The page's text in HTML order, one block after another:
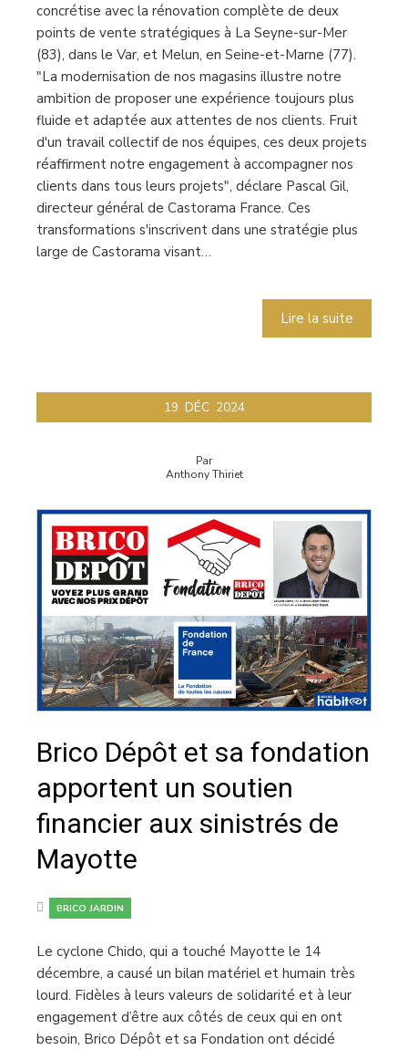
concrétise avec la rénovation complète de deux
points de vente stratégiques à La Seyne-sur-Mer
(83), dans le Var, et Melun, en Seine-et-Marne (77).
"La modernisation de nos magasins illustre notre
ambition de proposer une expérience toujours plus
fluide et adaptée aux attentes de nos clients. Fruit
d'un travail collectif de nos équipes, ces deux projets
réaffirment notre engagement à accompagner nos
clients dans tous leurs projets", déclare Pascal Gil,
directeur général de Castorama France. Ces
transformations s'inscrivent dans une stratégie plus
large de Castorama visant…
Lire la suite
19 DÉC 2024
Par
Anthony Thiriet
Brico Dépôt et sa fondation
apportent un soutien
financier aux sinistrés de
Mayotte
BRICO JARDIN
Le cyclone Chido, qui a touché Mayotte le 14
décembre, a causé un bilan matériel et humain très
lourd. Fidèles à leurs valeurs de solidarité et à leur
engagement d’être aux côtés de ceux qui en ont
besoin, Brico Dépôt et sa Fondation ont décidé